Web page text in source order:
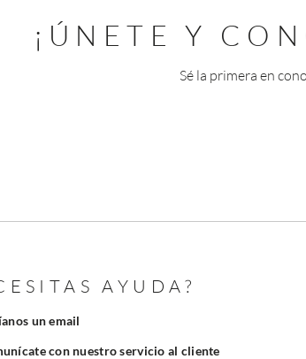
¡ÚNETE Y
Sé la primera en
AYUDA?
un email
con nuestro servicio al cliente